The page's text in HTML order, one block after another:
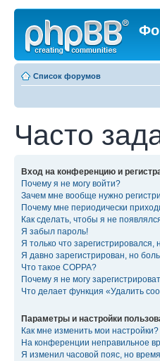
Список форумов
Часто
Вход на конференцию и
Почему я не могу войти?
Зачем мне вообще нужно
Почему мне периодически
Как сделать, чтобы я не
Я забыл пароль!
Я только что зарегистрировался,
Я давно зарегистрирован, но
Что такое COPPA?
Почему я не могу
Что делает функция «Удалить
Параметры и настройки
Как мне изменить мои настройки?
На конференции неправильное
Я изменил часовой пояс, но